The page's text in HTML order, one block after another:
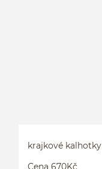
krajkové
Cena 670Kč